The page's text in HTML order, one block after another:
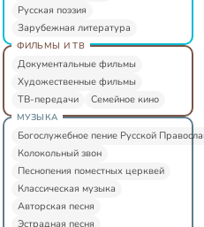
Русская поэзия
Зарубежная литература
ФИЛЬМЫ И ТВ
Документальные фильмы
Художественные фильмы
ТВ-передачи
Семейное кино
МУЗЫКА
Богослужебное пение Русской
Колокольный звон
Песнопения поместных церквей
Классическая музыка
Авторская песня
Эстрадная песня